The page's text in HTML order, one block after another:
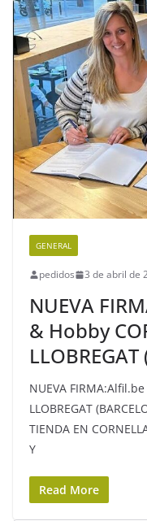
GENERAL
pedidos 3 de abril de
NUEVA
& Hobby
NUEVA
LLOBREGAT
TIENDA EN
Y
Read More